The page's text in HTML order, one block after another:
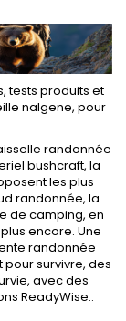
tests produits et
nalgene, pour
randonnée
bushcraft, la
les plus
randonnée, la
de camping, en
encore. Une
randonnée
survivre, des
avec des
ReadyWise..